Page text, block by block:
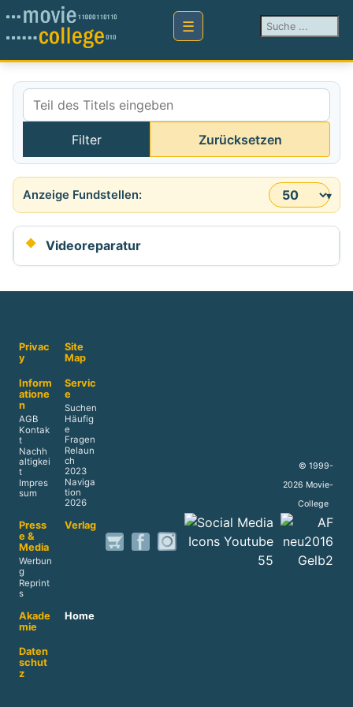
Suchen ...
Teil des Titels eingeben
Filter Zurücksetzen
Anzeige #
Videoreparatur
Privac
y
Site
Map
Inform
atione
n
AGB
Kontak
t
Nachh
altigkei
t
Impres
sum
Servic
e
Suchen
Häufig
e
Fragen
Relaun
ch
2023
Naviga
tion
2026
Press
e &
Media
Werbun
g
Reprint
s
Verlag
Akade
mie
Home
Daten
schut
z
© 1999-
2026 Movie-
College